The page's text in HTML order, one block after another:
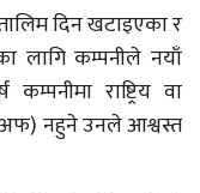
दिन खटाइएका र
लागि कम्पनीले नयाँ
राष्ट्रिय वा
अफ) नहुने उनले आश्वस्त